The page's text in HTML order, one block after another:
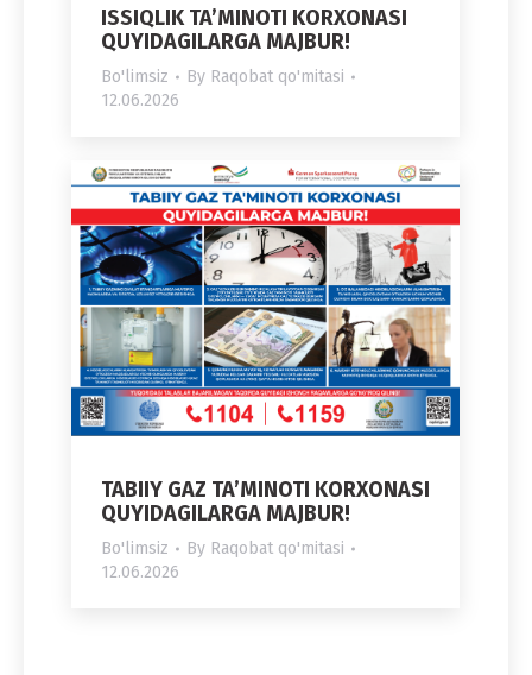
ISSIQLIK TA’MINOTI KORXONASI
QUYIDAGILARGA MAJBUR!
Bo'limsiz By Raqobat qo'mitasi
12.06.2026
TABIIY GAZ TA’MINOTI KORXONASI
QUYIDAGILARGA MAJBUR!
Bo'limsiz By Raqobat qo'mitasi
12.06.2026